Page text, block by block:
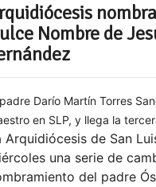
Nombre de
Darío Martín Torres
en SLP, y llega la
Arquidiócesis de San
una serie de
del padre